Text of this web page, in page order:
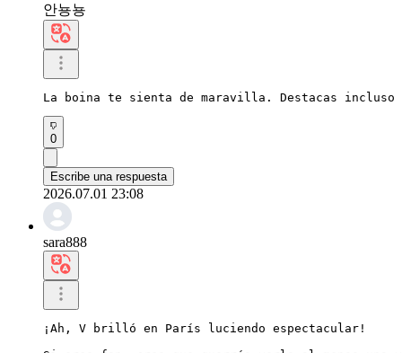
안뇽뇽
La boina te sienta de maravilla. Destacas incluso
0
Escribe una respuesta
2026.07.01 23:08
sara888
¡Ah, V brilló en París luciendo espectacular!